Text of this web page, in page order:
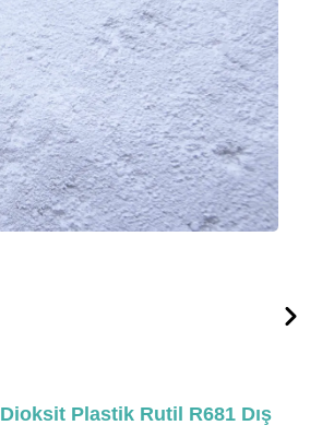
Plastik Rutil R681 Dış